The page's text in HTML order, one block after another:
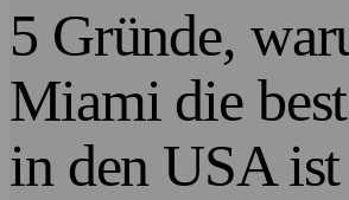
5 Gründe,
Miami die
in den USA ist